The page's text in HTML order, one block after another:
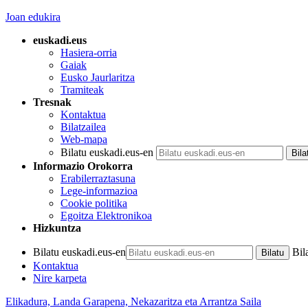
Joan edukira
euskadi.eus
Hasiera-orria
Gaiak
Eusko Jaurlaritza
Tramiteak
Tresnak
Kontaktua
Bilatzailea
Web-mapa
Bilatu euskadi.eus-en
Informazio Orokorra
Erabilerraztasuna
Lege-informazioa
Cookie politika
Egoitza Elektronikoa
Hizkuntza
Bilatu euskadi.eus-en
Kontaktua
Nire karpeta
Elikadura, Landa Garapena, Nekazaritza eta Arrantza Saila